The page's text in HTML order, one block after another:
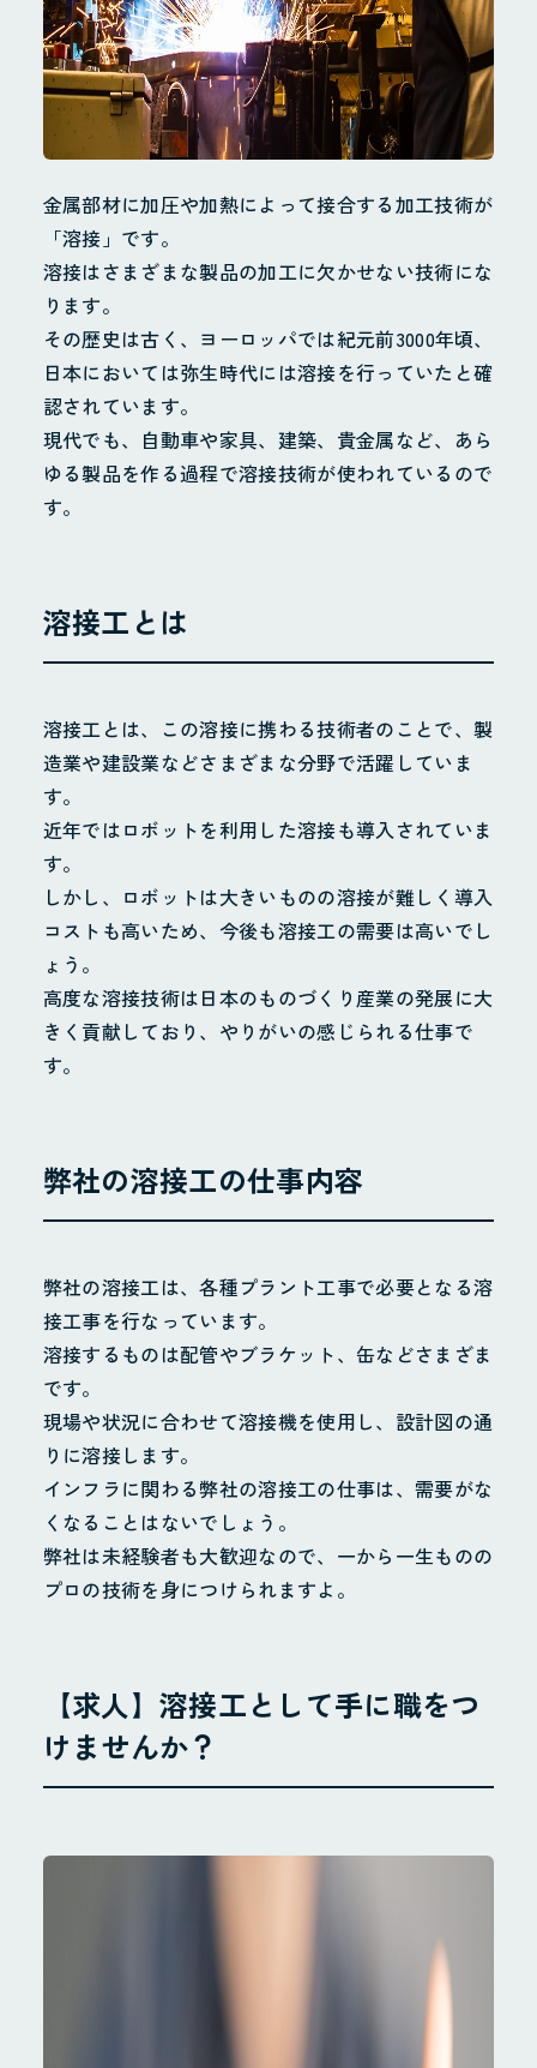
金属部材に加圧や加熱によって接合する加工技術が
「溶接」です。
溶接はさまざまな製品の加工に欠かせない技術にな
ります。
その歴史は古く、ヨーロッパでは紀元前3000年頃、
日本においては弥生時代には溶接を行っていたと確
認されています。
現代でも、自動車や家具、建築、貴金属など、あら
ゆる製品を作る過程で溶接技術が使われているので
す。
溶接工とは
溶接工とは、この溶接に携わる技術者のことで、製
造業や建設業などさまざまな分野で活躍していま
す。
近年ではロボットを利用した溶接も導入されていま
す。
しかし、ロボットは大きいものの溶接が難しく導入
コストも高いため、今後も溶接工の需要は高いでし
ょう。
高度な溶接技術は日本のものづくり産業の発展に大
きく貢献しており、やりがいの感じられる仕事で
す。
弊社の溶接工の仕事内容
弊社の溶接工は、各種プラント工事で必要となる溶
接工事を行なっています。
溶接するものは配管やブラケット、缶などさまざま
です。
現場や状況に合わせて溶接機を使用し、設計図の通
りに溶接します。
インフラに関わる弊社の溶接工の仕事は、需要がな
くなることはないでしょう。
弊社は未経験者も大歓迎なので、一から一生ものの
プロの技術を身につけられますよ。
【求人】溶接工として手に職をつ
けませんか？